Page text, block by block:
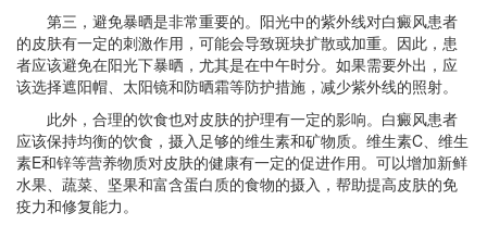
第三，避免暴晒是非常重要的。阳光中的紫外线对白癜风患者
的皮肤有一定的刺激作用，可能会导致斑块扩散或加重。因此，患
者应该避免在阳光下暴晒，尤其是在中午时分。如果需要外出，应
该选择遮阳帽、太阳镜和防晒霜等防护措施，减少紫外线的照射。
此外，合理的饮食也对皮肤的护理有一定的影响。白癜风患者
应该保持均衡的饮食，摄入足够的维生素和矿物质。维生素C、维生
素E和锌等营养物质对皮肤的健康有一定的促进作用。可以增加新鲜
水果、蔬菜、坚果和富含蛋白质的食物的摄入，帮助提高皮肤的免
疫力和修复能力。